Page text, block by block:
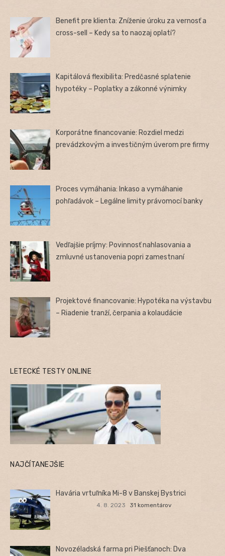
Benefit pre klienta: Zníženie úroku za vernosť a
cross-sell – Kedy sa to naozaj oplatí?
Kapitálová flexibilita: Predčasné splatenie
hypotéky – Poplatky a zákonné výnimky
Korporátne financovanie: Rozdiel medzi
prevádzkovým a investičným úverom pre firmy
Proces vymáhania: Inkaso a vymáhanie
pohľadávok – Legálne limity právomocí banky
Vedľajšie príjmy: Povinnosť nahlasovania a
zmluvné ustanovenia popri zamestnaní
Projektové financovanie: Hypotéka na výstavbu
– Riadenie tranží, čerpania a kolaudácie
LETECKÉ TESTY ONLINE
NAJČÍTANEJŠIE
Havária vrtuľníka Mi-8 v Banskej Bystrici
4. 8. 2023 31 komentárov
Novozéladská farma pri Piešťanoch: Dva